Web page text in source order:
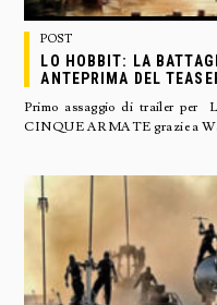
POST
LO HOBBIT: LA
ANTEPRIMA DEL
Primo assaggio di trailer
CINQUE ARMATE grazie a